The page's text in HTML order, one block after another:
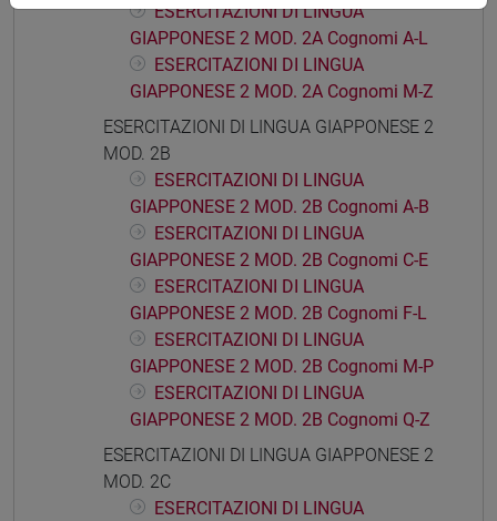
ESERCITAZIONI DI LINGUA
GIAPPONESE 2 MOD. 2A Cognomi A-L
ESERCITAZIONI DI LINGUA
GIAPPONESE 2 MOD. 2A Cognomi M-Z
ESERCITAZIONI DI LINGUA GIAPPONESE 2
MOD. 2B
ESERCITAZIONI DI LINGUA
GIAPPONESE 2 MOD. 2B Cognomi A-B
ESERCITAZIONI DI LINGUA
GIAPPONESE 2 MOD. 2B Cognomi C-E
ESERCITAZIONI DI LINGUA
GIAPPONESE 2 MOD. 2B Cognomi F-L
ESERCITAZIONI DI LINGUA
GIAPPONESE 2 MOD. 2B Cognomi M-P
ESERCITAZIONI DI LINGUA
GIAPPONESE 2 MOD. 2B Cognomi Q-Z
ESERCITAZIONI DI LINGUA GIAPPONESE 2
MOD. 2C
ESERCITAZIONI DI LINGUA